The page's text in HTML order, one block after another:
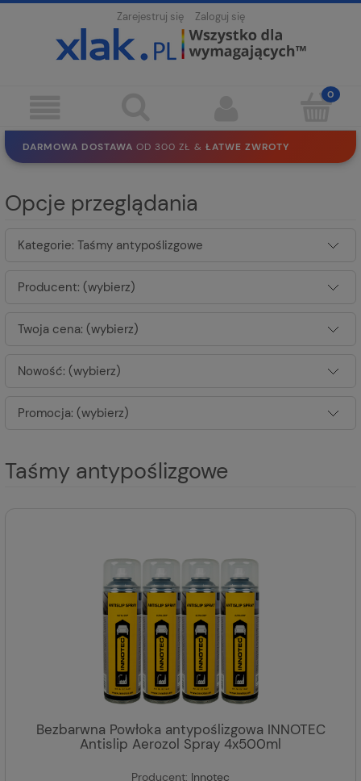
Zarejestruj się Zaloguj się
DARMOWA DOSTAWA OD 300 ZŁ & ŁATWE ZWROTY
SOLIDNEEKO PAKOWANIE
Opcje przeglądania
Kategorie: Taśmy antypoślizgowe
Producent: (wybierz)
Twoja cena: (wybierz)
Nowość: (wybierz)
Promocja: (wybierz)
Taśmy antypoślizgowe
Bezbarwna Powłoka antypoślizgowa INNOTEC
Antislip Aerozol Spray 4x500ml
Producent: Innotec